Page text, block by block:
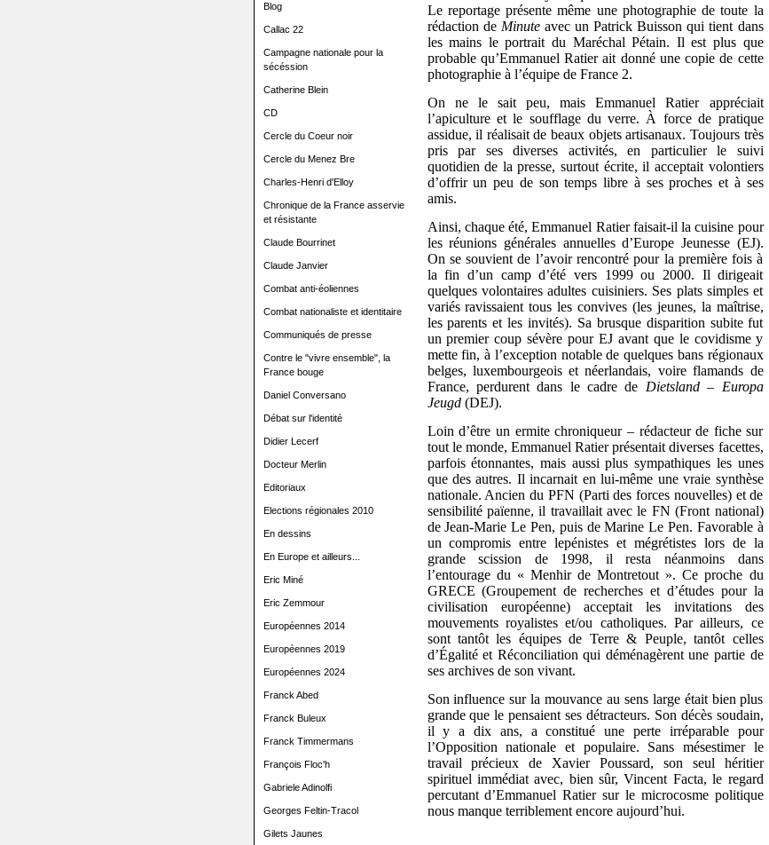
Blog
Callac 22
Campagne nationale pour la
sécéssion
Catherine Blein
CD
Cercle du Coeur noir
Cercle du Menez Bre
Charles-Henri d'Elloy
Chronique de la France asservie
et résistante
Claude Bourrinet
Claude Janvier
Combat anti-éoliennes
Combat nationaliste et identitaire
Communiqués de presse
Contre le "vivre ensemble", la
France bouge
Daniel Conversano
Débat sur l'identité
Didier Lecerf
Docteur Merlin
Editoriaux
Elections régionales 2010
En dessins
En Europe et ailleurs...
Eric Miné
Eric Zemmour
Européennes 2014
Européennes 2019
Européennes 2024
Franck Abed
Franck Buleux
Franck Timmermans
François Floc'h
Gabriele Adinolfi
Georges Feltin-Tracol
Gilets Jaunes
Le reportage présente même une photographie de toute la
rédaction de Minuteavec un Patrick Buisson qui tient dans
les mains le portrait du Maréchal Pétain. Il est plus que
probable qu’Emmanuel Ratier ait donné une copie de cette
photographie à l’équipe de France 2.
On ne le sait peu, mais Emmanuel Ratier appréciait
l’apiculture et le soufflage du verre. À force de pratique
assidue, il réalisait de beaux objets artisanaux. Toujours très
pris par ses diverses activités, en particulier le suivi
quotidien de la presse, surtout écrite, il acceptait volontiers
d’offrir un peu de son temps libre à ses proches et à ses
amis.
Ainsi, chaque été, Emmanuel Ratier faisait-il la cuisine pour
les réunions générales annuelles d’Europe Jeunesse (EJ).
On se souvient de l’avoir rencontré pour la première fois à
la fin d’un camp d’été vers 1999 ou 2000. Il dirigeait
quelques volontaires adultes cuisiniers. Ses plats simples et
variés ravissaient tous les convives (les jeunes, la maîtrise,
les parents et les invités). Sa brusque disparition subite fut
un premier coup sévère pour EJ avant que le covidisme y
mette fin, à l’exception notable de quelques bans régionaux
belges, luxembourgeois et néerlandais, voire flamands de
France, perdurent dans le cadre de Dietsland – Europa
Jeugd(DEJ).
Loin d’être un ermite chroniqueur – rédacteur de fiche sur
tout le monde, Emmanuel Ratier présentait diverses facettes,
parfois étonnantes, mais aussi plus sympathiques les unes
que des autres. Il incarnait en lui-même une vraie synthèse
nationale. Ancien du PFN (Parti des forces nouvelles) et de
sensibilité païenne, il travaillait avec le FN (Front national)
de Jean-Marie Le Pen, puis de Marine Le Pen. Favorable à
un compromis entre lepénistes et mégrétistes lors de la
grande scission de 1998, il resta néanmoins dans
l’entourage du « Menhir de Montretout ». Ce proche du
GRECE (Groupement de recherches et d’études pour la
civilisation européenne) acceptait les invitations des
mouvements royalistes et/ou catholiques. Par ailleurs, ce
sont tantôt les équipes de Terre & Peuple, tantôt celles
d’Égalité et Réconciliation qui déménagèrent une partie de
ses archives de son vivant.
Son influence sur la mouvance au sens large était bien plus
grande que le pensaient ses détracteurs. Son décès soudain,
il y a dix ans, a constitué une perte irréparable pour
l’Opposition nationale et populaire. Sans mésestimer le
travail précieux de Xavier Poussard, son seul héritier
spirituel immédiat avec, bien sûr, Vincent Facta, le regard
percutant d’Emmanuel Ratier sur le microcosme politique
nous manque terriblement encore aujourd’hui.